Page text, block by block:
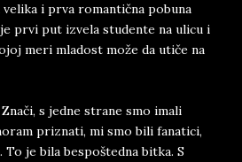
velika i prva romantična pobuna
prvi put izvela studente na ulicu i
meri mladost može da utiče na
s jedne strane smo imali
priznati, mi smo bili fanatici,
je bila bespoštedna bitka. S